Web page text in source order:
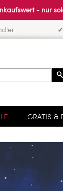
- nur
GRATIS &